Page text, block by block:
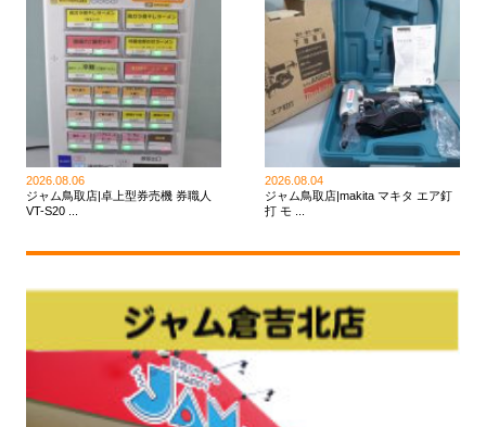
2026.08.06
ジャム鳥取店|卓上型券売機 券職人
VT-S20 ...
2026.08.04
ジャム鳥取店|makita マキタ エア釘
打 モ ...